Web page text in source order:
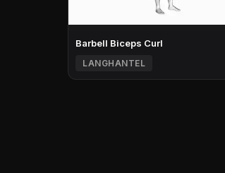
Barbell Biceps Curl
LANGHANTEL